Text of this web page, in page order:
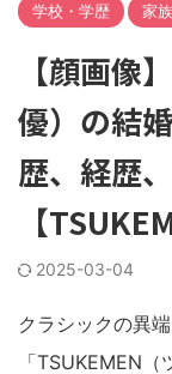
学校・学歴 家族
【顔画像
優）の結
歴、経歴
【
2025-03-04
クラシックの異
「TSUKEMEN（